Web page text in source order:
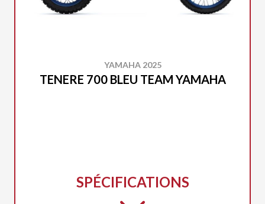
YAMAHA 2025
TENERE 700 BLEU TEAM YAMAHA
SPÉCIFICATIONS